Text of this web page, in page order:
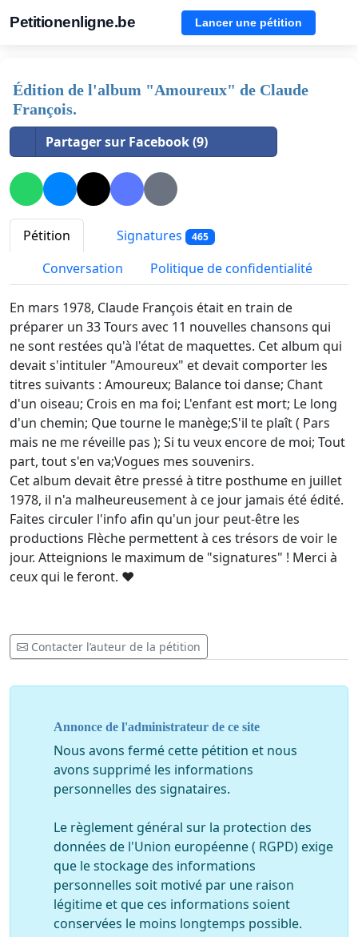
Petitionenligne.be Lancer une pétition
Édition de l'album "Amoureux" de Claude
François.
Partager sur Facebook (9)
Pétition Signatures 465
Conversation Politique de confidentialité
En mars 1978, Claude François était en train de
préparer un 33 Tours avec 11 nouvelles chansons qui
ne sont restées qu'à l'état de maquettes. Cet album qui
devait s'intituler "Amoureux" et devait comporter les
titres suivants : Amoureux; Balance toi danse; Chant
d'un oiseau; Crois en ma foi; L'enfant est mort; Le long
d'un chemin; Que tourne le manège;S'il te plaît ( Pars
mais ne me réveille pas ); Si tu veux encore de moi; Tout
part, tout s'en va;Vogues mes souvenirs.
Cet album devait être pressé à titre posthume en juillet
1978, il n'a malheureusement à ce jour jamais été édité.
Faites circuler l'info afin qu'un jour peut-être les
productions Flèche permettent à ces trésors de voir le
jour. Atteignions le maximum de "signatures" ! Merci à
ceux qui le feront. ♥
Contacter l’auteur de la pétition
Annonce de l'administrateur de ce site
Nous avons fermé cette pétition et nous
avons supprimé les informations
personnelles des signataires.
Le règlement général sur la protection des
données de l'Union européenne ( RGPD) exige
que le stockage des informations
personnelles soit motivé par une raison
légitime et que ces informations soient
conservées le moins longtemps possible.